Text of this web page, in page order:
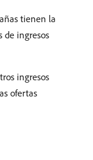
tienen la
de ingresos
ingresos
ofertas